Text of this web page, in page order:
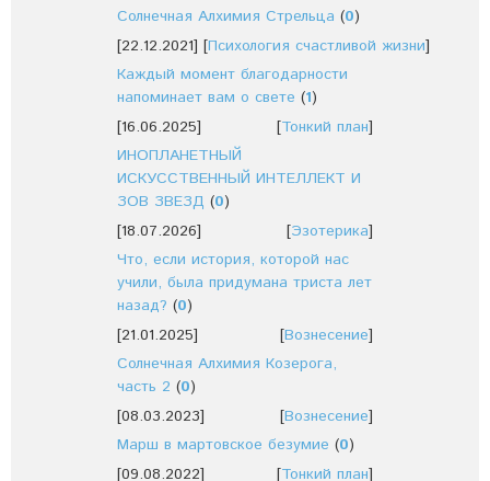
Солнечная Алхимия Стрельца (0)
[22.12.2021] [Психология счастливой жизни]
Каждый момент благодарности
напоминает вам о свете (1)
[16.06.2025]
[Тонкий план]
ИНОПЛАНЕТНЫЙ
ИСКУССТВЕННЫЙ ИНТЕЛЛЕКТ И
ЗОВ ЗВЕЗД (0)
[18.07.2026]
[Эзотерика]
Что, если история, которой нас
учили, была придумана триста лет
назад? (0)
[21.01.2025]
[Вознесение]
Солнечная Алхимия Козерога,
часть 2 (0)
[08.03.2023]
[Вознесение]
Марш в мартовское безумие (0)
[09.08.2022]
[Тонкий план]